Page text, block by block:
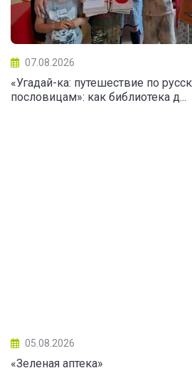
07.08.2026
«Угадай-ка: путешествие по
пословицам»: как библиотека д...
05.08.2026
«Зеленая аптека»